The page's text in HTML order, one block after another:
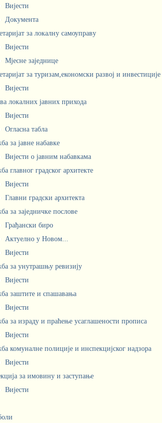
Вијести
Документа
за локалну самоуправу
Вијести
Мјесне заједнице
за туризам,економски развој и инвестиције
Вијести
локалних јавних прихода
Вијести
Огласна табла
за јавне набавке
Вијести о јавним набавкама
главног градског архитекте
Вијести
Главни градски архитекта
за заједничке послове
Грађански биро
Актуелно у Новом...
Вијести
за унутрашњу ревизију
Вијести
заштите и спашавања
Вијести
за израду и праћење усаглашености прописа
Вијести
комуналне полиције и инспекцијског надзора
Вијести
за имовину и заступање
Вијести